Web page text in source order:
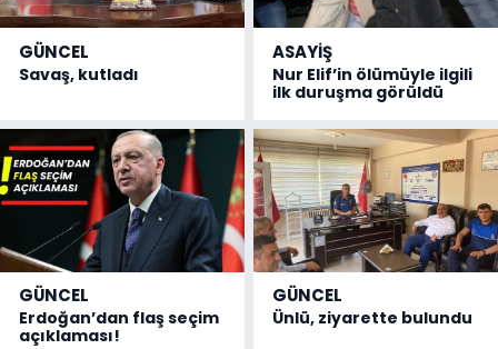
GÜNCEL
Savaş, kutladı
ASAYİŞ
Nur Elif’in ölümüyle ilgili
ilk duruşma görüldü
GÜNCEL
Erdoğan’dan flaş seçim
açıklaması!
GÜNCEL
Ünlü, ziyarette bulundu